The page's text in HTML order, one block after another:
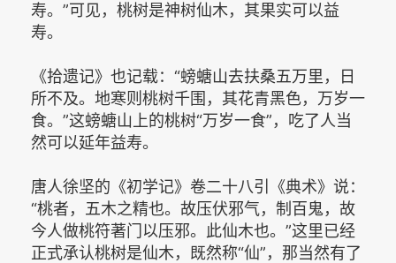
寿。”可见，桃树是神树仙木，其果实可以益
寿。
《拾遗记》也记载：“螃螗山去扶桑五万里，日
所不及。地寒则桃树千围，其花青黑色，万岁一
食。”这螃螗山上的桃树“万岁一食”，吃了人当
然可以延年益寿。
唐人徐坚的《初学记》卷二十八引《典术》说：
“桃者，五木之精也。故压伏邪气，制百鬼，故
今人做桃符著门以压邪。此仙木也。”这里已经
正式承认桃树是仙木，既然称“仙”，那当然有了